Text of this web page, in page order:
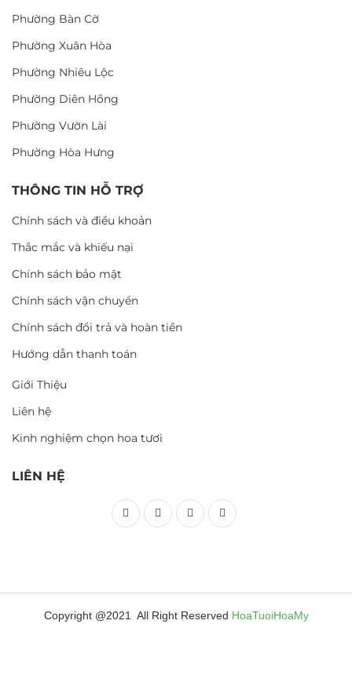
Phường Bàn Cờ
Phường Xuân Hòa
Phường Nhiêu Lộc
Phường Diên Hồng
Phường Vườn Lài
Phường Hòa Hưng
THÔNG TIN HỖ TRỢ
Chính sách và điều khoản
Thắc mắc và khiếu nại
Chính sách bảo mật
Chính sách vận chuyển
Chính sách đổi trả và hoàn tiền
Hướng dẫn thanh toán
Giới Thiệu
Liên hệ
Kinh nghiệm chọn hoa tươi
LIÊN HỆ
Copyright @2021 All Right Reserved HoaTuoiHoaMy